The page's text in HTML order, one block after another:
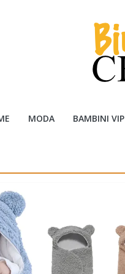
MODA BAMBINI VIP